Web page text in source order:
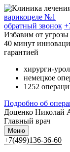
варикоцеле №1
обратный звонок
Избавим от угрозы
40 минут
гарантией
хирурги-
немецкое
1252
Подробно об
Доценко Николай
Главный врач
Меню
+7(499)136-36-60